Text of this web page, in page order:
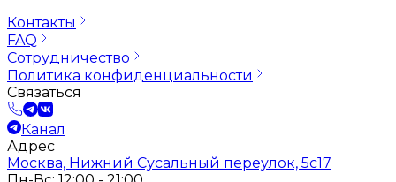
Контакты
FAQ
Сотрудничество
Политика конфиденциальности
Связаться
Канал
Адрес
Москва, Нижний Сусальный переулок, 5с17